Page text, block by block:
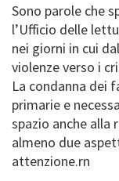
Sono parole che
l’Ufficio delle
nei giorni in cui
violenze verso i
La condanna dei
primarie e
spazio anche alla
almeno due
attenzione.rn